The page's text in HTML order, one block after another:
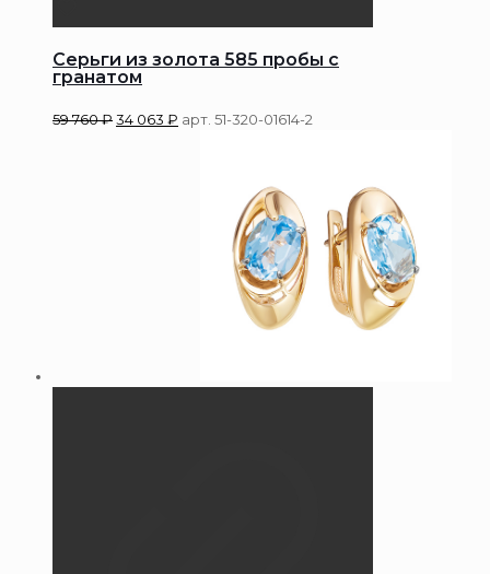
Серьги из золота 585 пробы с
гранатом
59 760₽34 063 ₽ арт. 51-320-01614-2